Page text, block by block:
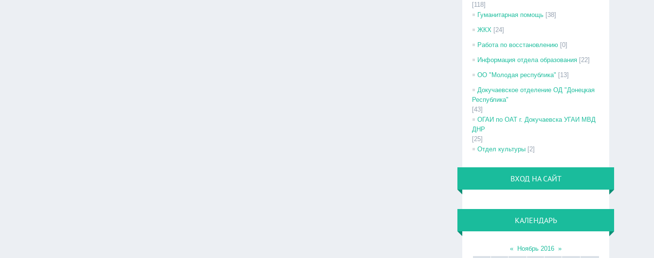
[118]
Гуманитарная помощь [38]
ЖКХ [24]
Работа по восстановлению [0]
Информация отдела образования [22]
ОО "Молодая республика" [13]
Докучаевское отделение ОД "Донецкая
Республика"
[43]
ОГАИ по ОАТ г. Докучаевска УГАИ МВД
ДНР
[25]
Отдел культуры [2]
ВХОД НА САЙТ
КАЛЕНДАРЬ
« Ноябрь 2016 »